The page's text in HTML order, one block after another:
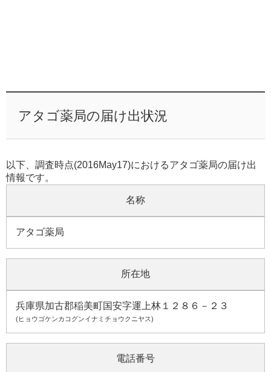
アタゴ薬局の届け出状況
以下、調査時点(2016May17)におけるアタゴ薬局の届け出
情報です。
名称
アタゴ薬局
所在地
兵庫県加古郡稲美町国安字運上林１２８６－２３
(ヒョウゴケンカコグンイナミチョウクニヤス)
電話番号